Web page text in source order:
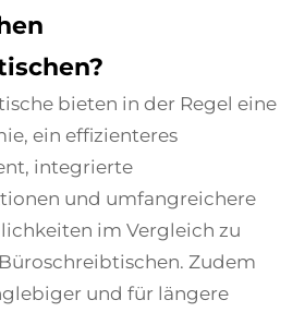
bieten in der Regel eine
ein effizienteres
integrierte
und umfangreichere
im Vergleich zu
Zudem
und für längere